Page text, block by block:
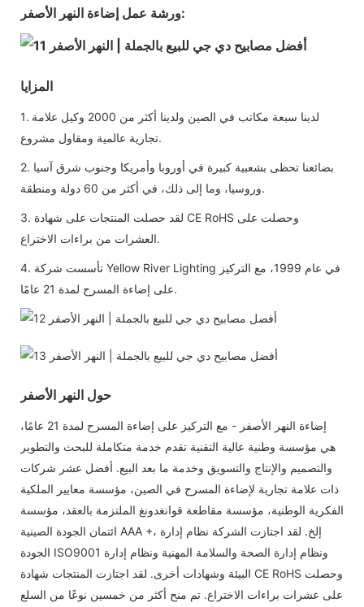
ورشة عمل إضاءة النهر الأصفر:
المزايا
1. لدينا سبعة مكاتب في الصين ولدينا أكثر من 2000 وكيل علامة
تجارية عالمية ومقاول مشروع.
2. بضائعنا تحظى بشعبية كبيرة في أوروبا وأمريكا وجنوب شرق آسيا
وروسيا، وما إلى ذلك، في أكثر من 60 دولة ومنطقة.
3. لقد حصلت المنتجات على شهادة CE RoHS وحصلت على
العشرات من براءات الاختراع.
4. تأسست شركة Yellow River Lighting في عام 1999، مع التركيز
على إضاءة المسرح لمدة 21 عامًا.
حول النهر الأصفر
إضاءة النهر الأصفر - مع التركيز على إضاءة المسرح لمدة 21 عامًا،
هي مؤسسة وطنية عالية التقنية تقدم خدمة متكاملة للبحث والتطوير
والتصميم والإنتاج والتسويق وخدمة ما بعد البيع. أفضل عشر شركات
ذات علامة تجارية لإضاءة المسرح في الصين، مؤسسة معايير الملكية
الفكرية الوطنية، مؤسسة مقاطعة قوانغدونغ الملتزمة بالعقد، مؤسسة
ائتمان الجودة الصينية AAA +، إلخ. لقد اجتازت الشركة نظام إدارة
الجودة ISO9001 ونظام إدارة الصحة والسلامة المهنية ونظام إدارة
البيئة وشهادات أخرى. لقد اجتازت المنتجات شهادة CE RoHS وحصلت
على عشرات براءات الاختراع. تم منح أكثر من خمسين نوعًا من السلع